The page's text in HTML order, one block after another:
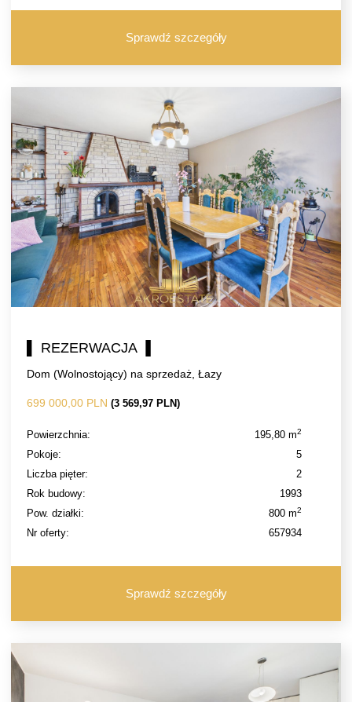
Sprawdź szczegóły
▌ REZERWACJA ▐
Dom (Wolnostojący) na sprzedaż, Łazy
699 000,00 PLN (3 569,97 PLN)
Powierzchnia: 195,80 m2
Pokoje:
5
Liczba pięter:
2
Rok budowy:
1993
Pow. działki:
800 m2
Nr oferty: 657934
Sprawdź szczegóły